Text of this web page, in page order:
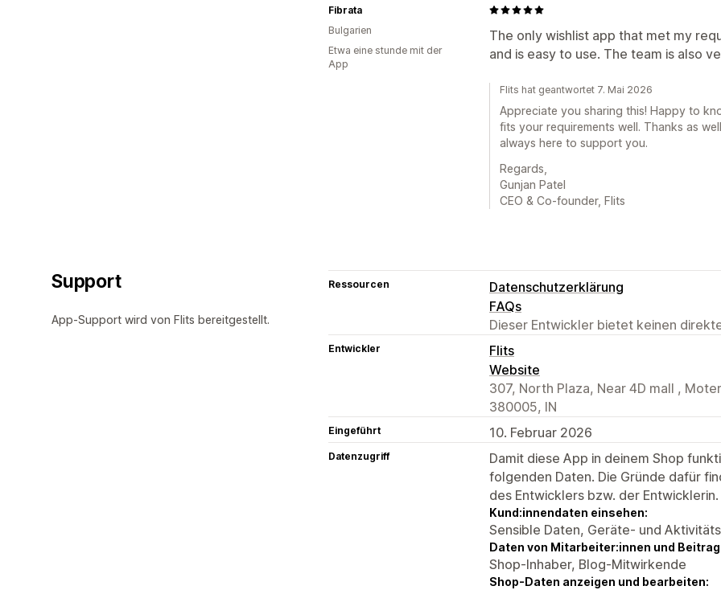
The only wishlist app that met my
and is easy to use. The team is also
Fibrata
Bulgarien
Etwa eine stunde mit der
App
Flits hat geantwortet 7. Mai 2026
Appreciate you sharing this! Happy to
fits your requirements well. Thanks as
always here to support you.
Regards,
Gunjan Patel
CEO & Co-founder, Flits
Support
App-Support wird von Flits bereitgestellt.
Ressourcen
Datenschutzerklärung
FAQs
Dieser Entwickler bietet keinen
Entwickler
Flits
Website
307, North Plaza, Near 4D mall ,
380005, IN
Eingeführt 10. Februar 2026
Datenzugriff
Damit diese App in deinem Shop
folgenden Daten. Die Gründe dafür
des Entwicklers bzw. der Entwicklerin.
Kund:innendaten einsehen:
Sensible Daten, Geräte- und
Daten von Mitarbeiter:innen und
Shop-Inhaber, Blog-Mitwirkende
Shop-Daten anzeigen und bearbeiten: